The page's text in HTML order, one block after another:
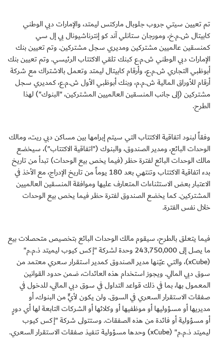
تم تعيين سيتي جروب جلوبال ماركتس ليمتد، والإمارات دبي الوطني
كابيتال ش.م.خ، ومورجان ستانلي آند كو إنترناشيونال بي إل سي
كمنسقين عالميين مشتركين ومديري سجل مشتركين. وتم تعيين بنك
الإمارات دبي الوطني ش.م.ع كبنك تلقي الاكتتاب الرئيسي. وتم تعيين بنك
أبوظبي التجاري ش.م.ع، وأرقام كابيتال ليمتد وتعمل بالاشتراك مع شركة
أرقام للأوراق المالية ش.م.م، وبنك أبوظبي الأول ش.م.ع، كمديري سجل
مشتركين (إلى جانب المنسقين العالميين المشتركين، "البنوك") لهذا
الطرح.
وفقاً لبنود اتفاقية الاكتتاب التي سيتم إبرامها بين مساكن دبي ريت، ومالك
الوحدات البائع، ومدير الصندوق، والبنوك ("اتفاقية الاكتتاب")، سيخضع
مالك الوحدات البائع لفترة حظر (فيما يخص بيع الوحدات) تبدأ من تاريخ
بدء اتفاقية الاكتتاب وتنتهي بعد 180 يوماً من تاريخ الإدراج، مع الأخذ في
الاعتبار بعض الاستثناءات المتعارف عليها وموافقة المنسقين العالميين
المشتركين. كما يخضع الصندوق لفترة حظر فيما يخص بيع الوحدات
خلال نفس الفترة.
فيما يتعلق بالطرح، سيقوم مالك الوحدات البائع بتخصيص متحصلات بيع
ما يصل إلى 243,750,000 وحدة لشركة "إكس كيوب ليميتد ذ.م.م"
(xCube)، والتي عيّنها مدير الصندوق كمدير استقرار سعري معتمد من
سوق دبي المالي. ويجوز استخدام هذه العائدات، ضمن حدود القوانين
المعمول بها، بما في ذلك قواعد التداول في سوق دبي المالي، للدخول في
صفقات الاستقرار السعري في السوق. ولن يكون لأيٍّ من البنوك، أو
مديريها أو مسؤوليها أو موظفيها أو وكلائها أو الشركات التابعة لها أي دورٍ
أو مسؤولية أو فائدة من هذه الصفقات. وستتولى شركة "إكس كيوب
ليميتد ذ.م.م" (xCube) وحدها مسؤولية تنفيذ صفقات الاستقرار السعري.